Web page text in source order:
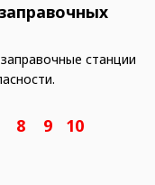
станции
8 9
10